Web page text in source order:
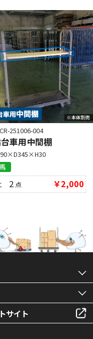
251006-004
車用中間棚
2 点 ￥2,000
サイト